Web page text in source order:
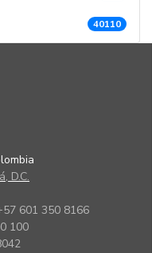
40110
D.C.
601 350 8166
100